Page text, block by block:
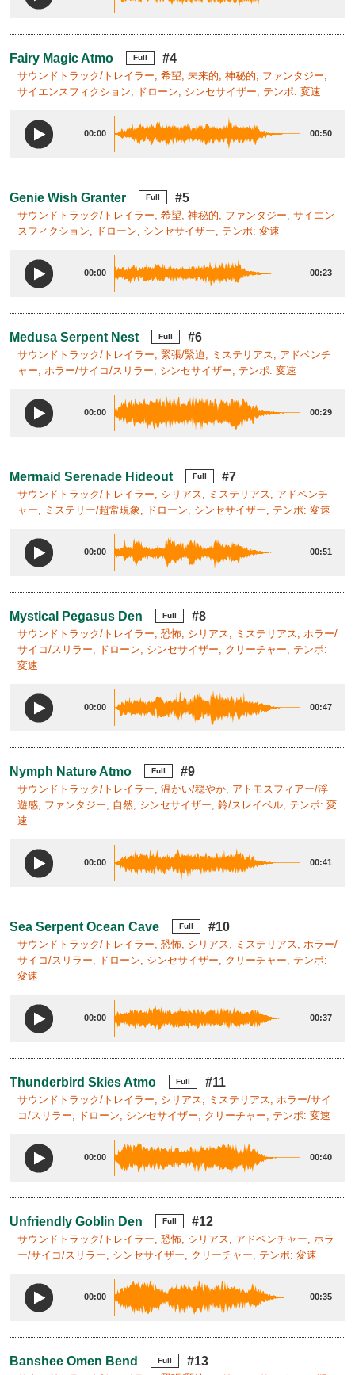
Fairy Magic Atmo Full #4
サウンドトラック/トレイラー, 希望, 未来的, 神秘的, ファンタジー,
サイエンスフィクション, ドローン, シンセサイザー, テンポ: 変速
00:00 00:50
Genie Wish Granter Full #5
サウンドトラック/トレイラー, 希望, 神秘的, ファンタジー, サイエン
スフィクション, ドローン, シンセサイザー, テンポ: 変速
00:00 00:23
Medusa Serpent Nest Full #6
サウンドトラック/トレイラー, 緊張/緊迫, ミステリアス, アドベンチ
ャー, ホラー/サイコ/スリラー, シンセサイザー, テンポ: 変速
00:00 00:29
Mermaid Serenade Hideout Full #7
サウンドトラック/トレイラー, シリアス, ミステリアス, アドベンチ
ャー, ミステリー/超常現象, ドローン, シンセサイザー, テンポ: 変速
00:00 00:51
Mystical Pegasus Den Full #8
サウンドトラック/トレイラー, 恐怖, シリアス, ミステリアス, ホラー/
サイコ/スリラー, ドローン, シンセサイザー, クリーチャー, テンポ:
変速
00:00 00:47
Nymph Nature Atmo Full #9
サウンドトラック/トレイラー, 温かい/穏やか, アトモスフィアー/浮
遊感, ファンタジー, 自然, シンセサイザー, 鈴/スレイベル, テンポ: 変
速
00:00 00:41
Sea Serpent Ocean Cave Full #10
サウンドトラック/トレイラー, 恐怖, シリアス, ミステリアス, ホラー/
サイコ/スリラー, ドローン, シンセサイザー, クリーチャー, テンポ:
変速
00:00 00:37
Thunderbird Skies Atmo Full #11
サウンドトラック/トレイラー, シリアス, ミステリアス, ホラー/サイ
コ/スリラー, ドローン, シンセサイザー, クリーチャー, テンポ: 変速
00:00 00:40
Unfriendly Goblin Den Full #12
サウンドトラック/トレイラー, 恐怖, シリアス, アドベンチャー, ホラ
ー/サイコ/スリラー, シンセサイザー, クリーチャー, テンポ: 変速
00:00 00:35
Banshee Omen Bend Full #13